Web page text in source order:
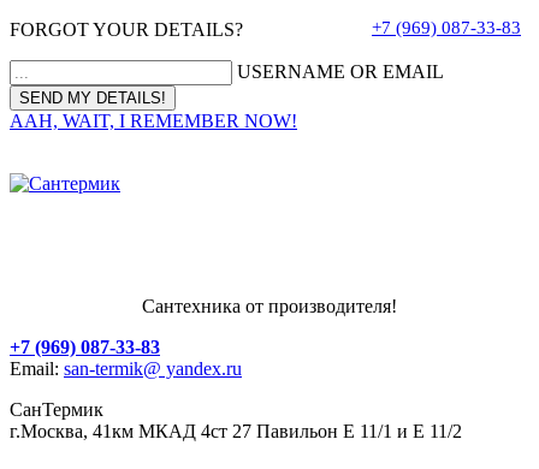
FORGOT YOUR DETAILS?
USERNAME OR EMAIL
AAH, WAIT, I REMEMBER NOW!
+7 (969) 087-33-83
Сантехника от производителя!
+7 (969) 087-33-83
Email: san-termik@ yandex.ru
СанТермик
г.Москва, 41км МКАД 4ст 27 Павильон Е 11/1 и Е 11/2